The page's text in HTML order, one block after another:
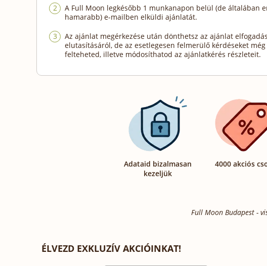
A Full Moon legkésőbb 1 munkanapon belül (de általában
hamarabb) e-mailben elküldi ajánlatát.
Az ajánlat megérkezése után dönthetsz az ajánlat
elutasításáról, de az esetlegesen felmerülő kérdéseket még
felteheted, illetve módosíthatod az ajánlatkérés részleteit.
Adataid bizalmasan
kezeljük
4000 akciós
Full Moon Budapest -
ÉLVEZD EXKLUZÍV AKCIÓINKAT!